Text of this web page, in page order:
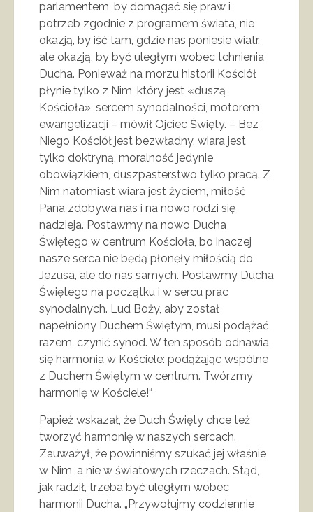
parlamentem, by domagać się praw i
potrzeb zgodnie z programem świata, nie
okazją, by iść tam, gdzie nas poniesie wiatr,
ale okazją, by być uległym wobec tchnienia
Ducha. Ponieważ na morzu historii Kościół
płynie tylko z Nim, który jest «duszą
Kościoła», sercem synodalności, motorem
ewangelizacji – mówił Ojciec Święty. – Bez
Niego Kościół jest bezwładny, wiara jest
tylko doktryną, moralność jedynie
obowiązkiem, duszpasterstwo tylko pracą. Z
Nim natomiast wiara jest życiem, miłość
Pana zdobywa nas i na nowo rodzi się
nadzieja. Postawmy na nowo Ducha
Świętego w centrum Kościoła, bo inaczej
nasze serca nie będą płonęły miłością do
Jezusa, ale do nas samych. Postawmy Ducha
Świętego na początku i w sercu prac
synodalnych. Lud Boży, aby został
napełniony Duchem Świętym, musi podążać
razem, czynić synod. W ten sposób odnawia
się harmonia w Kościele: podążając wspólne
z Duchem Świętym w centrum. Twórzmy
harmonię w Kościele!“
Papież wskazał, że Duch Święty chce też
tworzyć harmonię w naszych sercach.
Zauważył, że powinniśmy szukać jej właśnie
w Nim, a nie w światowych rzeczach. Stąd,
jak radził, trzeba być uległym wobec
harmonii Ducha. „Przywołujmy codziennie